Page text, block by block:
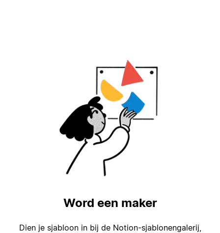
Word een maker
Dien je sjabloon in bij de Notion-sjablonengalerij,